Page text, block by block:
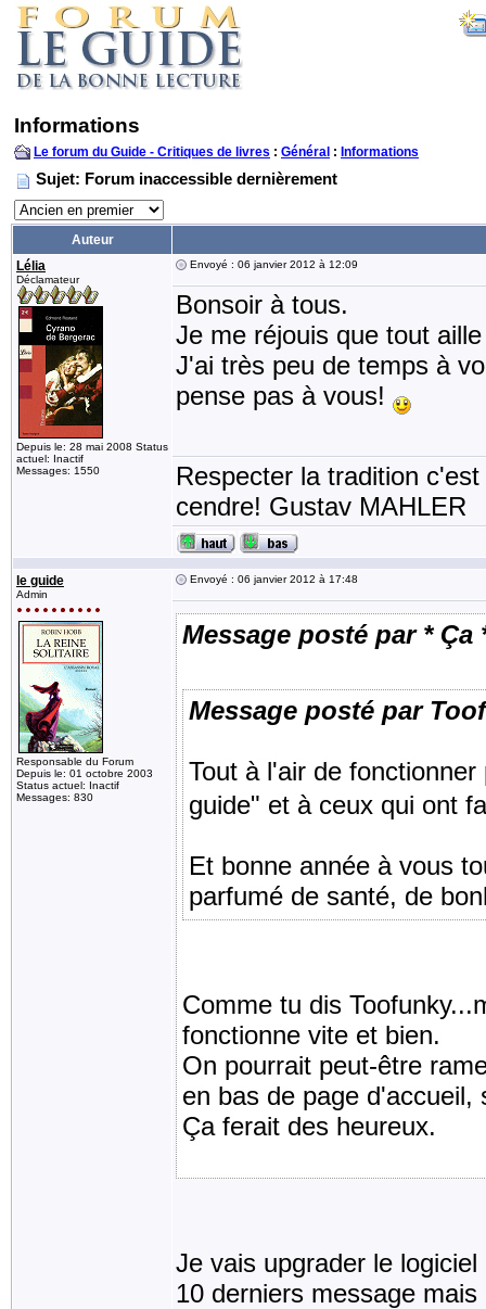
Informations
Le forum du Guide - Critiques de livres : Général : Informations
Sujet: Forum inaccessible dernièrement
Auteur
Lélia
Déclamateur
Depuis le: 28 mai 2008 Status
actuel: Inactif
Messages: 1550
Envoyé : 06 janvier 2012 à 12:09
Bonsoir à tous.
Je me réjouis que tout
J'ai très peu de temps à
pense pas à vous!
Respecter la tradition
cendre! Gustav MAHLER
le guide
Admin
Responsable du Forum
Depuis le: 01 octobre 2003
Status actuel: Inactif
Messages: 830
Envoyé : 06 janvier 2012 à 17:48
Message posté par * Ça
Message posté par
Tout à l'air de
guide" et à ceux qui ont
Et bonne année à vous
parfumé de santé, de
Comme tu dis
fonctionne vite et bien.
On pourrait peut-être
en bas de page
Ça ferait des heureux.
Je vais upgrader le
10 derniers message